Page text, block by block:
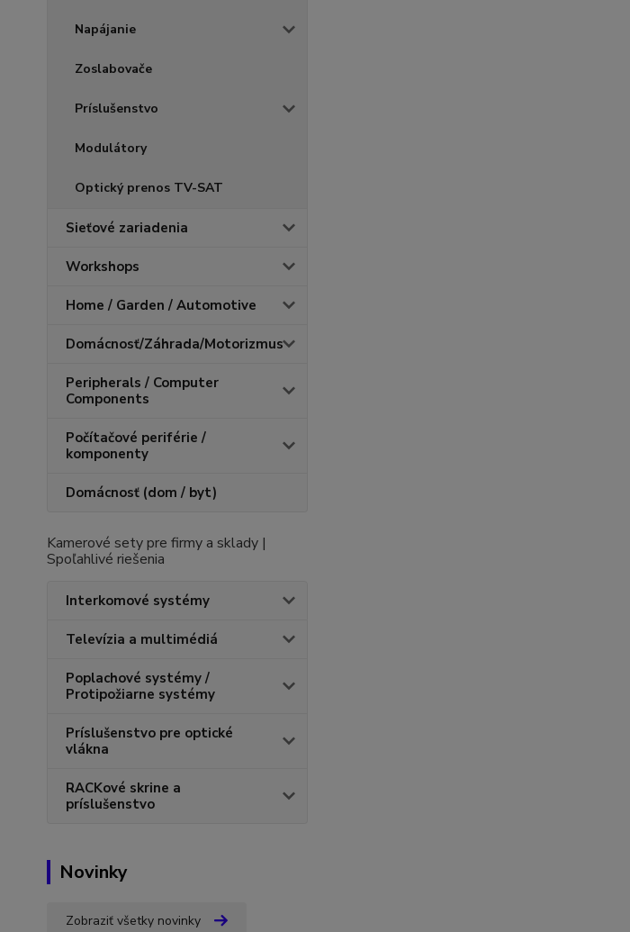
Napájanie
Zoslabovače
Príslušenstvo
Modulátory
Optický prenos TV-SAT
Sieťové zariadenia
Workshops
Home / Garden / Automotive
Domácnosť/Záhrada/Motorizmus
Peripherals / Computer
Components
Počítačové periférie /
komponenty
Domácnosť (dom / byt)
Kamerové sety pre firmy a sklady |
Spoľahlivé riešenia
Interkomové systémy
Televízia a multimédiá
Poplachové systémy /
Protipožiarne systémy
Príslušenstvo pre optické
vlákna
RACKové skrine a
príslušenstvo
Novinky
Zobraziť všetky novinky